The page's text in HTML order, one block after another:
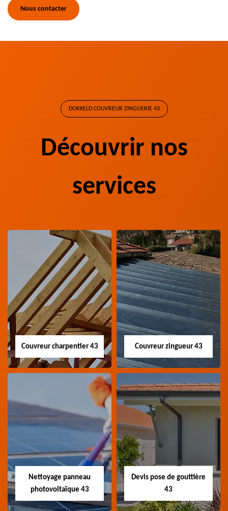
Nous contacter
DORKELD COUVREUR ZINGUERIE 43
Découvrir nos
services
Couvreur charpentier 43
Couvreur
charpentier 43
Artisan couvreur
charpentier 43 Haute-
Couvreur zingueur 43
Couvreur zingueur
Artisan couvreur
zingueur 43 Haute-Loire
Nettoyage panneau
photovoltaïque 43
Devis pose de gouttière
43